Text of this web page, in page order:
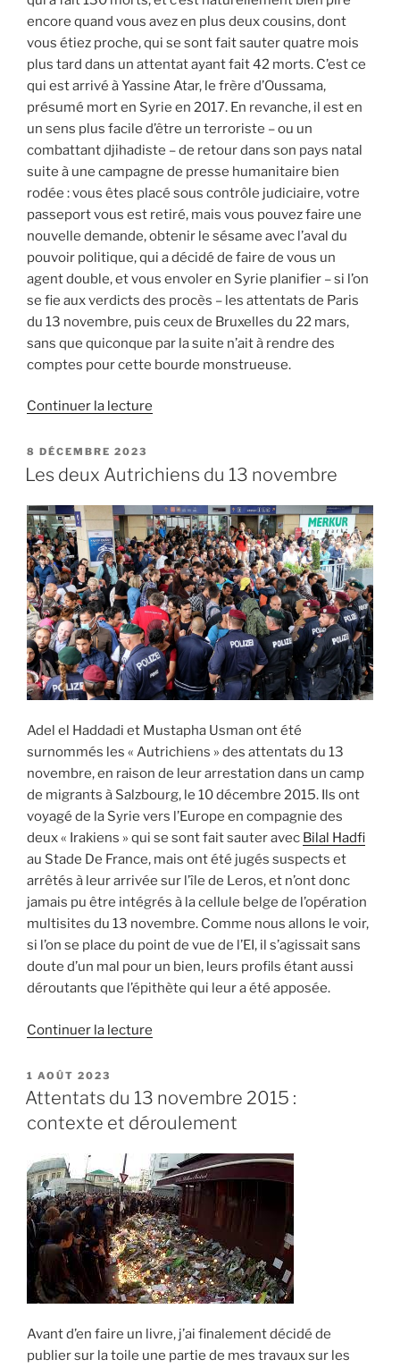
encore quand vous avez en plus deux cousins, dont
vous étiez proche, qui se sont fait sauter quatre mois
plus tard dans un attentat ayant fait 42 morts. C’est ce
qui est arrivé à Yassine Atar, le frère d’Oussama,
présumé mort en Syrie en 2017. En revanche, il est en
un sens plus facile d’être un terroriste – ou un
combattant djihadiste – de retour dans son pays natal
suite à une campagne de presse humanitaire bien
rodée : vous êtes placé sous contrôle judiciaire, votre
passeport vous est retiré, mais vous pouvez faire une
nouvelle demande, obtenir le sésame avec l’aval du
pouvoir politique, qui a décidé de faire de vous un
agent double, et vous envoler en Syrie planifier – si l’on
se fie aux verdicts des procès – les attentats de Paris
du 13 novembre, puis ceux de Bruxelles du 22 mars,
sans que quiconque par la suite n’ait à rendre des
comptes pour cette bourde monstrueuse.
Continuer la lecture
Atar
le
pigeon
et
le
commanditaire
présumé »
PUBLIÉ
LE
8 DÉCEMBRE 2023
Les deux Autrichiens du 13 novembre
Adel el Haddadi et Mustapha Usman ont été
surnommés les « Autrichiens » des attentats du 13
novembre, en raison de leur arrestation dans un camp
de migrants à Salzbourg, le 10 décembre 2015. Ils ont
voyagé de la Syrie vers l’Europe en compagnie des
deux « Irakiens » qui se sont fait sauter avec Bilal Hadfi
au Stade De France, mais ont été jugés suspects et
arrêtés à leur arrivée sur l’île de Leros, et n’ont donc
jamais pu être intégrés à la cellule belge de l’opération
multisites du 13 novembre. Comme nous allons le voir,
si l’on se place du point de vue de l’EI, il s’agissait sans
doute d’un mal pour un bien, leurs profils étant aussi
déroutants que l’épithète qui leur a été apposée.
Continuer la lecture
Autrichiens
novembre »
PUBLIÉ
LE
1 AOÛT 2023
Attentats du 13 novembre 2015 :
contexte et déroulement
Avant d’en faire un livre, j’ai finalement décidé de
publier sur la toile une partie de mes travaux sur les